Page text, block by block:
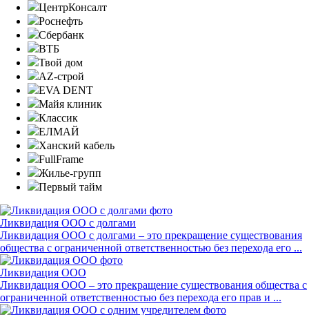
ЦентрКонсалт
Роснефть
Сбербанк
ВТБ
Твой дом
AZ-строй
EVA DENT
Майя клиник
Классик
ЕЛМАЙ
Ханский кабель
FullFrame
Жилье-групп
Первый тайм
Ликвидация ООО с долгами
Ликвидация ООО с долгами – это прекращение существования
общества с ограниченной ответственностью без перехода его ...
Ликвидация ООО
Ликвидация ООО – это прекращение существования общества с
ограниченной ответственностью без перехода его прав и ...